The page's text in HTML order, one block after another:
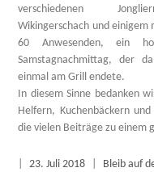
verschiedenen
Wikingerschach und einigem
60 Anwesenden, ein
Samstagnachmittag, der
einmal am Grill endete.
In diesem Sinne bedanken
Helfern, Kuchenbäckern
die vielen Beiträge zu einem
23. Juli 2018 Bleib auf